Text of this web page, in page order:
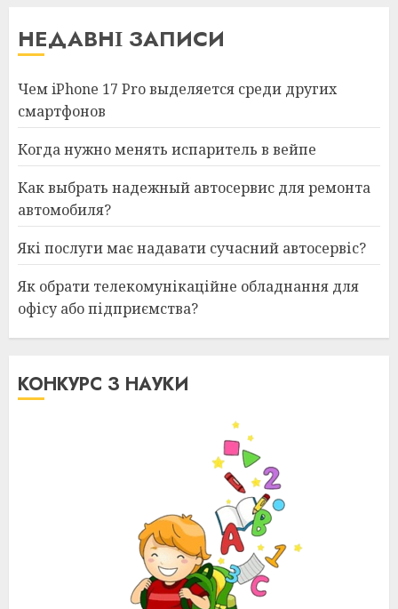
НЕДАВНІ ЗАПИСИ
Чем iPhone 17 Pro выделяется среди других
смартфонов
Когда нужно менять испаритель в вейпе
Как выбрать надежный автосервис для ремонта
автомобиля?
Які послуги має надавати сучасний автосервіс?
Як обрати телекомунікаційне обладнання для
офісу або підприємства?
КОНКУРС З НАУКИ